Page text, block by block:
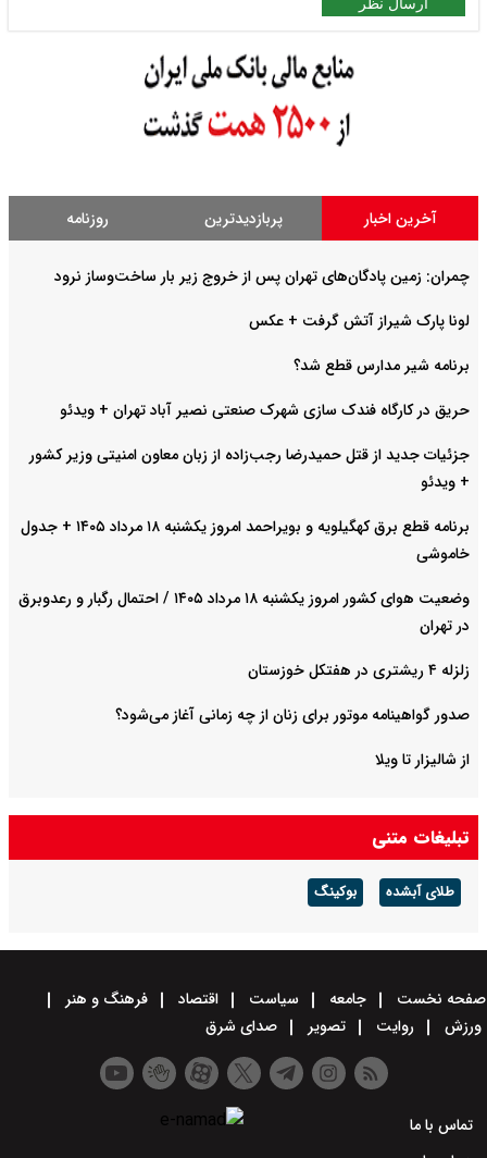
آخرین اخبار پربازدیدترین روزنامه
چمران: زمین پادگان‌های تهران پس از خروج زیر بار ساخت‌وساز نرود
لونا پارک شیراز آتش گرفت + عکس
برنامه شیر مدارس قطع شد؟
حریق در کارگاه فندک سازی شهرک صنعتی نصیر آباد تهران + ویدئو
جزئیات جدید از قتل حمیدرضا رجب‌زاده از زبان معاون امنیتی وزیر کشور
+ ویدئو
برنامه قطع برق کهگیلویه و بویراحمد امروز یکشنبه ۱۸ مرداد ۱۴۰۵ + جدول
خاموشی
وضعیت هوای کشور امروز یکشنبه ۱۸ مرداد ۱۴۰۵ / احتمال رگبار و رعدوبرق
در تهران
زلزله ۴ ریشتری در هفتکل خوزستان
صدور گواهینامه موتور برای زنان از چه زمانی آغاز می‌شود؟
از شالیزار تا ویلا
تبلیغات متنی
طلای آبشده بوکینگ
صفحه نخست جامعه سیاست اقتصاد
فرهنگ و هنر
ورزش
روایت تصویر صدای شرق
تماس با ما